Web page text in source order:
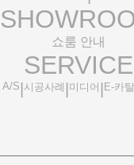
SHOW
쇼룸 안내
SERVICE
A/S 시공사례 미디어 E-카